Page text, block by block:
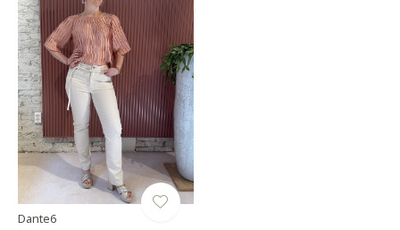
Dante6